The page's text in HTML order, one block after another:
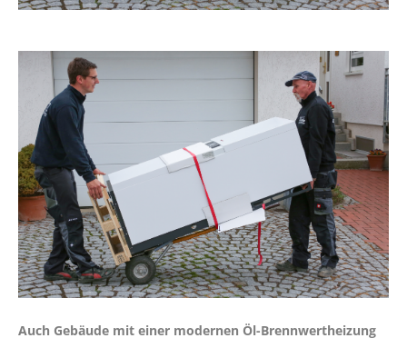
Auch Gebäude mit einer modernen Öl-Brennwertheizung